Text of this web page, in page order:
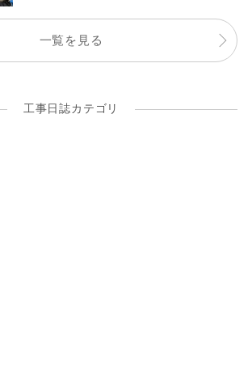
一覧を見る
工事日誌カテゴリ